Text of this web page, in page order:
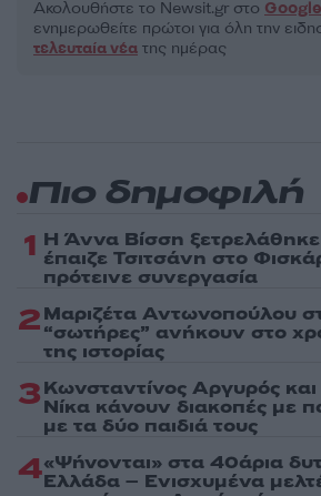
Ακολουθήστε το Νewsit.gr στο
ενημερωθείτε πρώτοι για όλη την
τελευταία νέα της ημέρας
Πιο δημοφιλή
1 Η Άννα Βίσση
έπαιζε Τσιτσάνη στο
πρότεινε συνεργασία
2Μαριζέτα Αντωνοπούλου
“σωτήρες” ανήκουν στο
της ιστορίας
3Κωνσταντίνος Αργυρός
Νίκα κάνουν διακοπές με
με τα δύο παιδιά τους
4«Ψήνονται» στα 40άρια
Ελλάδα – Ενισχυμένα